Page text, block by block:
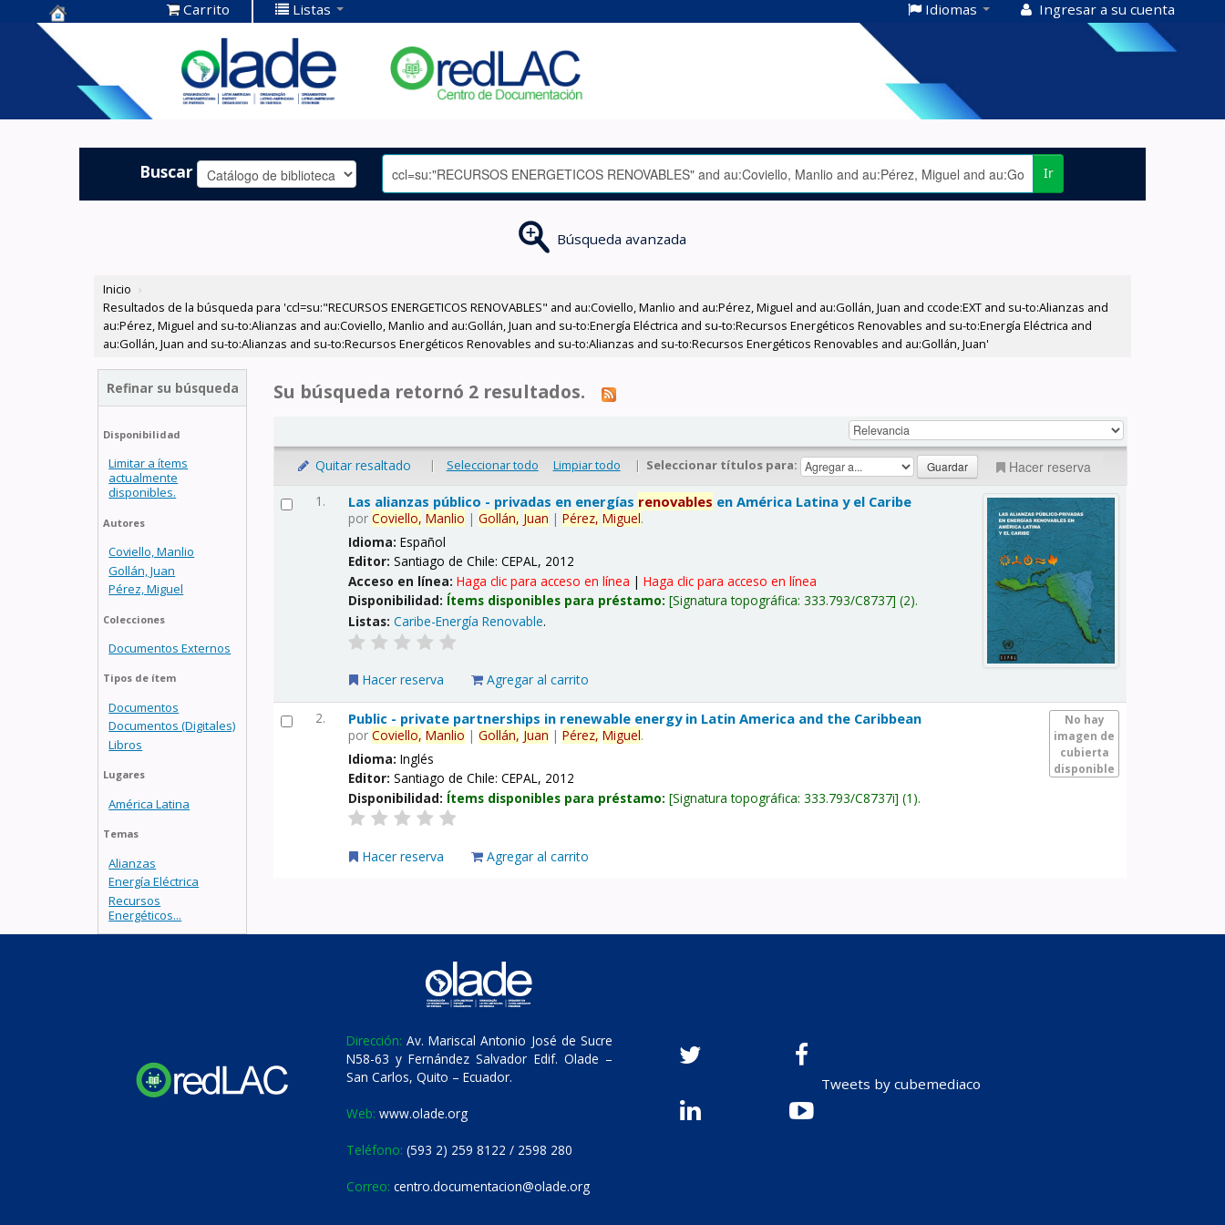
Centro de
Documentación
OLADE -
Carrito Listas Idiomas Ingresar a su cuenta
Buscar Ir
Búsqueda avanzada
Inicio ›
Resultados de la búsqueda para 'ccl=su:"RECURSOS ENERGETICOS RENOVABLES" and au:Coviello, Manlio and au:Pérez, Miguel and au:Gollán, Juan and ccode:EXT and su-to:Alianzas and
au:Pérez, Miguel and su-to:Alianzas and au:Coviello, Manlio and au:Gollán, Juan and su-to:Energía Eléctrica and su-to:Recursos Energéticos Renovables and su-to:Energía Eléctrica and
au:Gollán, Juan and su-to:Alianzas and su-to:Recursos Energéticos Renovables and su-to:Alianzas and su-to:Recursos Energéticos Renovables and au:Gollán, Juan'
Refinar su búsqueda
Disponibilidad
Limitar a ítems
actualmente
disponibles.
Autores
Coviello, Manlio
Gollán, Juan
Pérez, Miguel
Colecciones
Documentos Externos
Tipos de ítem
Documentos
Documentos (Digitales)
Libros
Lugares
América Latina
Temas
Alianzas
Energía Eléctrica
Recursos
Energéticos...
Su búsqueda retornó 2 resultados.
Quitar resaltado | Seleccionar todo Limpiar todo | Seleccionar títulos para: Hacer reserva
1. Las alianzas público - privadas en energías renovables en América Latina y el Caribe
porCoviello, Manlio |Gollán, Juan |Pérez, Miguel.
Idioma:Español
Editor:Santiago de Chile: CEPAL, 2012
Acceso en línea:Haga clic para acceso en línea |Haga clic para acceso en línea
Disponibilidad: Ítems disponibles para préstamo: Signatura topográfica:333.793/C8737 (2).
Listas: Caribe-Energía Renovable.
Hacer reserva Agregar al carrito
2.
No hay
imagen de
cubierta
disponible
Public - private partnerships in renewable energy in Latin America and the Caribbean
porCoviello, Manlio |Gollán, Juan |Pérez, Miguel.
Idioma:Inglés
Editor:Santiago de Chile: CEPAL, 2012
Disponibilidad: Ítems disponibles para préstamo: Signatura topográfica:333.793/C8737i (1).
Hacer reserva Agregar al carrito
Dirección: Av. Mariscal Antonio José de Sucre
N58-63 y Fernández Salvador Edif. Olade –
San Carlos, Quito – Ecuador.
Web: www.olade.org
Teléfono: (593 2) 259 8122 / 2598 280
Correo: centro.documentacion@olade.org
Tweets by cubemediaco